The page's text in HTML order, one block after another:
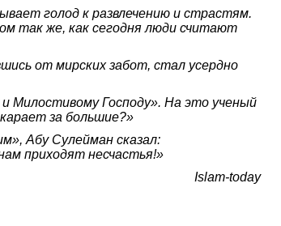
голод к развлечению и страстям.
так же, как сегодня люди считают
от мирских забот, стал усердно
Милостивому Господу». На это ученый
за большие?»
Абу Сулейман сказал:
приходят несчастья!»
Islam-today